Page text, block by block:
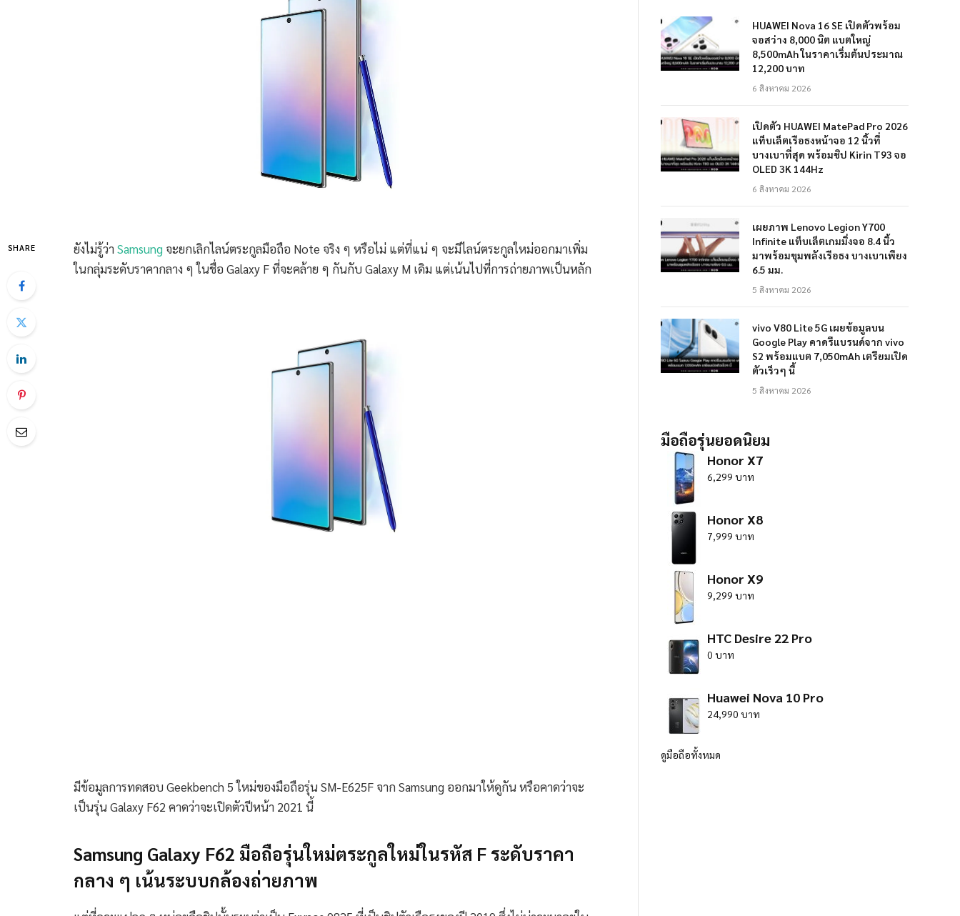
SHARE ยังไม่รู้ว่า Samsung จะยกเลิกไลน์ตระกูลมือถือ Note จริง ๆ หรือไม่ แต่ที่แน่ ๆ จะมีไลน์ตระกูลใหม่ออกมาเพิ่ม
ในกลุ่มระดับราคากลาง ๆ ในชื่อ Galaxy F ที่จะคล้าย ๆ กันกับ Galaxy M เดิม แต่เน้นไปที่การถ่ายภาพเป็นหลัก
มีข้อมูลการทดสอบ Geekbench 5 ใหม่ของมือถือรุ่น SM-E625F จาก Samsung ออกมาให้ดูกัน หรือคาดว่าจะ
เป็นรุ่น Galaxy F62 คาดว่าจะเปิดตัวปีหน้า 2021 นี้
Samsung Galaxy F62 มือถือรุ่นใหม่ตระกูลใหม่ในรหัส F ระดับราคา
กลาง ๆ เน้นระบบกล้องถ่ายภาพ
HUAWEI Nova 16 SE เปิดตัวพร้อม
จอสว่าง 8,000 นิต แบตใหญ่
8,500mAh ในราคาเริ่มต้นประมาณ
12,200 บาท
6 สิงหาคม 2026
เปิดตัว HUAWEI MatePad Pro 2026
แท็บเล็ตเรือธงหน้าจอ 12 นิ้วที่
บางเบาที่สุด พร้อมชิป Kirin T93 จอ
OLED 3K 144Hz
6 สิงหาคม 2026
เผยภาพ Lenovo Legion Y700
Infinite แท็บเล็ตเกมมิ่งจอ 8.4 นิ้ว
มาพร้อมขุมพลังเรือธง บางเบาเพียง
6.5 มม.
5 สิงหาคม 2026
vivo V80 Lite 5G เผยข้อมูลบน
Google Play คาดรีแบรนด์จาก vivo
S2 พร้อมแบต 7,050mAh เตรียมเปิด
ตัวเร็วๆ นี้
5 สิงหาคม 2026
มือถือรุ่นยอดนิยม
Honor X7
6,299 บาท
Honor X8
7,999 บาท
Honor X9
9,299 บาท
HTC Desire 22 Pro
0 บาท
Huawei Nova 10 Pro
24,990 บาท
ดูมือถือทั้งหมด